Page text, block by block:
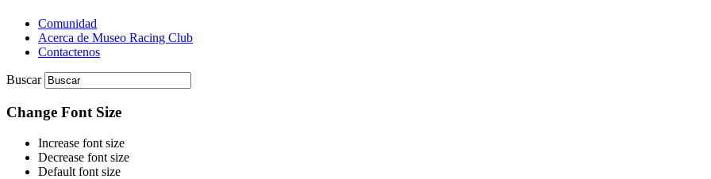
Comunidad
Acerca de Museo Racing Club
Contactenos
Buscar
Change Font Size
Increase font size
Decrease font size
Default font size